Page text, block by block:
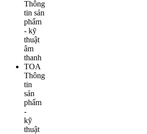
Thông
tin
sản
phẩm
-
kỹ
thuật